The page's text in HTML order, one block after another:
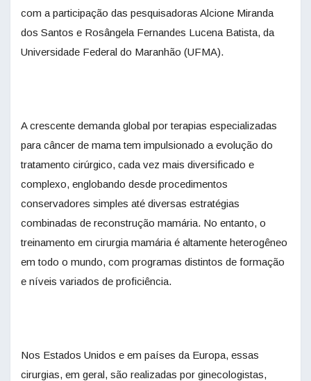
com a participação das pesquisadoras Alcione Miranda
dos Santos e Rosângela Fernandes Lucena Batista, da
Universidade Federal do Maranhão (UFMA).
A crescente demanda global por terapias especializadas
para câncer de mama tem impulsionado a evolução do
tratamento cirúrgico, cada vez mais diversificado e
complexo, englobando desde procedimentos
conservadores simples até diversas estratégias
combinadas de reconstrução mamária. No entanto, o
treinamento em cirurgia mamária é altamente heterogêneo
em todo o mundo, com programas distintos de formação
e níveis variados de proficiência.
Nos Estados Unidos e em países da Europa, essas
cirurgias, em geral, são realizadas por ginecologistas,